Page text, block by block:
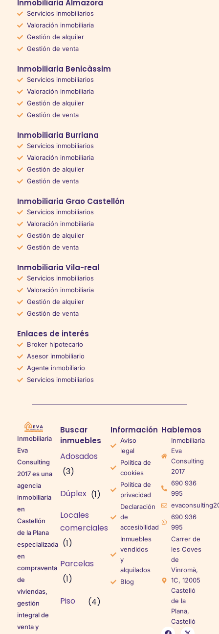
Inmobiliaria Almazora
Servicios inmobiliarios
Valoración inmobiliaria
Gestión de alquiler
Gestión de venta
Inmobiliaria Benicàssim
Servicios inmobiliarios
Valoración inmobiliaria
Gestión de alquiler
Gestión de venta
Inmobiliaria Burriana
Servicios inmobiliarios
Valoración inmobiliaria
Gestión de alquiler
Gestión de venta
Inmobiliaria Grao Castellón
Servicios inmobiliarios
Valoración inmobiliaria
Gestión de alquiler
Gestión de venta
Inmobiliaria Vila-real
Servicios inmobiliarios
Valoración inmobiliaria
Gestión de alquiler
Gestión de venta
Enlaces de interés
Broker hipotecario
Asesor inmobiliario
Agente inmobiliario
Servicios inmobiliarios
Inmobiliaria
Eva
Consulting
2017 es una
agencia
inmobiliaria
en
Castellón
de la Plana
especializada
en
compraventa
de
viviendas,
gestión
integral de
venta y
Buscar
inmuebles
Adosados
(3)
Dúplex (1)
Locales
comerciales
(1)
Parcelas
(1)
Piso
(4)
Información
Aviso
legal
Política de
cookies
Política de
privacidad
Declaración
de
accesibilidad
Inmuebles
vendidos
y
alquilados
Blog
Hablemos
Inmobiliaria
Eva
Consulting
2017
690 936
995
690 936
995
Carrer de
les Coves
de
Vinromà,
1C, 12005
Castelló
de la
Plana,
Castelló